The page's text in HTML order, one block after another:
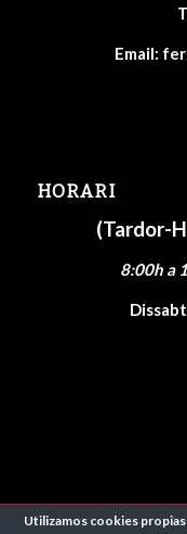
Email:
HORARI
(Tardor-
8:00h a
Utilizamos cookies